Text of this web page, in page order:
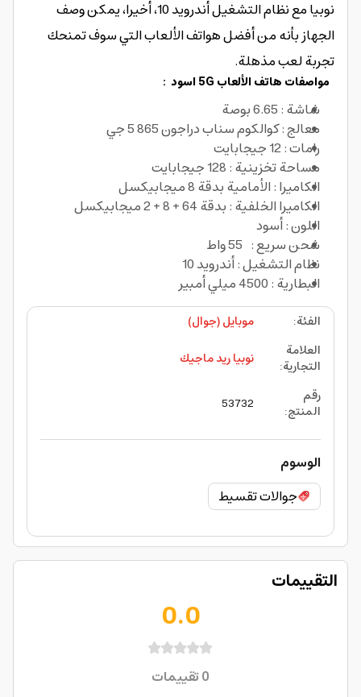
نوبيا مع نظام التشغيل أندرويد 10، أخيرا، يمكن وصف
الجهاز بأنه من أفضل هواتف الألعاب التي سوف تمنحك
تجربة لعب مذهلة.
مواصفات هاتف الألعاب 5G اسود :
شاشة : 6.65 بوصة
معالج : كوالكوم سناب دراجون 865 5 جي
رامات : 12 جيجابايت
مساحة تخزينية : 128 جيجابايت
الكاميرا : الأمامية بدقة 8 ميجابيكسل
الكاميرا الخلفية : بدقة 64 + 8 + 2 ميجابيكسل
اللون : أسود
شحن سريع : 55 واط
نظام التشغيل : أندرويد 10
البطارية : 4500 ميلي أمبير
الفئة:
موبايل (جوال)
العلامة
التجارية:
نوبيا ريد ماجيك
رقم
المنتج:
53732
الوسوم
جوالات تقسيط
التقييمات
0.0
0تقييمات